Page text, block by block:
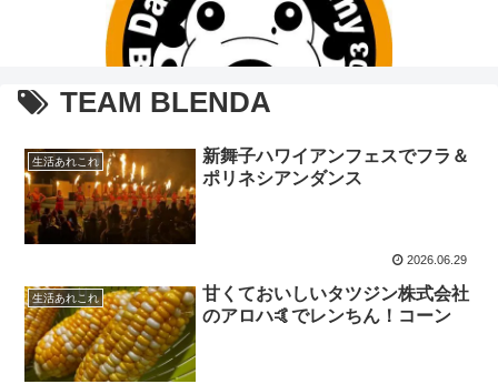
TEAM BLENDA
生活あれこれ
新舞子ハワイアンフェスでフラ＆
ポリネシアンダンス
2026.06.29
生活あれこれ
甘くておいしいタツジン株式会社
のアロハ🤙でレンちん！コーン